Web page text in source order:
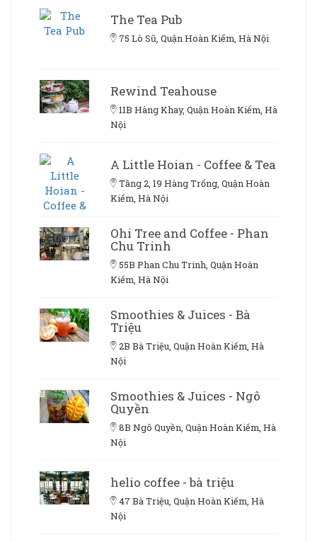
The Tea Pub
75 Lò Sũ, Quận Hoàn Kiếm, Hà Nội
Rewind Teahouse
11B Hàng Khay, Quận Hoàn Kiếm, Hà
Nội
A Little Hoian - Coffee & Tea
Tầng 2, 19 Hàng Trống, Quận Hoàn
Kiếm, Hà Nội
Ohi Tree and Coffee - Phan
Chu Trinh
55B Phan Chu Trinh, Quận Hoàn
Kiếm, Hà Nội
Smoothies & Juices - Bà
Triệu
2B Bà Triệu, Quận Hoàn Kiếm, Hà
Nội
Smoothies & Juices - Ngô
Quyền
8B Ngô Quyền, Quận Hoàn Kiếm, Hà
Nội
helio coffee - bà triệu
47 Bà Triệu, Quận Hoàn Kiếm, Hà
Nội